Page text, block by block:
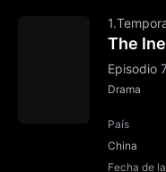
The
Episodio
Drama
País
China
Fecha de